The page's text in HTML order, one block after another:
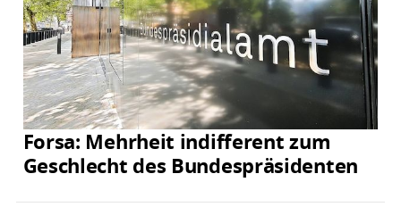
Forsa: Mehrheit indifferent zum
Geschlecht des Bundespräsidenten